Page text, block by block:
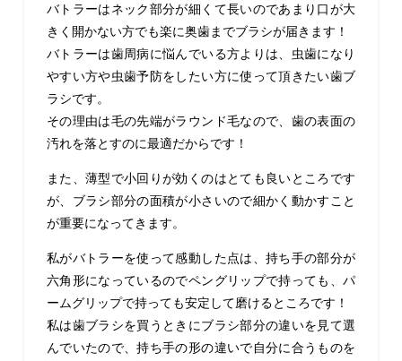
バトラーはネック部分が細くて長いのであまり口が大
きく開かない方でも楽に奥歯までブラシが届きます！
バトラーは歯周病に悩んでいる方よりは、虫歯になり
やすい方や虫歯予防をしたい方に使って頂きたい歯ブ
ラシです。
その理由は毛の先端がラウンド毛なので、歯の表面の
汚れを落とすのに最適だからです！
また、薄型で小回りが効くのはとても良いところです
が、ブラシ部分の面積が小さいので細かく動かすこと
が重要になってきます。
私がバトラーを使って感動した点は、持ち手の部分が
六角形になっているのでペングリップで持っても、パ
ームグリップで持っても安定して磨けるところです！
私は歯ブラシを買うときにブラシ部分の違いを見て選
んでいたので、持ち手の形の違いで自分に合うものを